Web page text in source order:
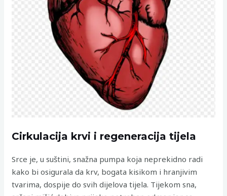
Cirkulacija krvi i regeneracija tijela
Srce je, u suštini, snažna pumpa koja neprekidno radi
kako bi osigurala da krv, bogata kisikom i hranjivim
tvarima, dospije do svih dijelova tijela. Tijekom sna,